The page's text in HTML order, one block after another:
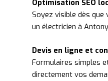
Optimisation SEO
Soyez visible dès
un électricien à
Devis en ligne et
Formulaires simples
directement vos